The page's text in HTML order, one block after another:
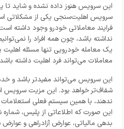
این سرویس هنوز داده نشده و شاید تا
سرویس اهلیت‌سنجی یکی از مشکلاتی است
فرایند معاملاتی خودرو وجود داشته
نداشته باشد، چون همه افراد را
یک معامله خودرویی تنها مسئله اهلیت
معاملات می‌تواند فرد اهلیت داشته
این سرویس می‌تواند مفیدتر باشد و
شفاف‌تر خواهد بود. این مزیت سرویس
ندهند، با همین سیستم فعلی
این صورت که اطلاعاتی از پلیس،
بدهی مالیاتی، عوارض آزادراهی و عوارض